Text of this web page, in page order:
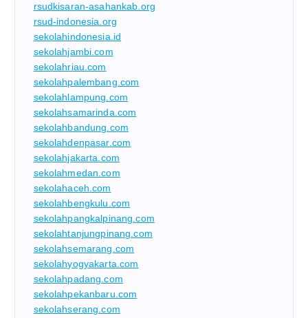
rsudkisaran-asahankab.org
rsud-indonesia.org
sekolahindonesia.id
sekolahjambi.com
sekolahriau.com
sekolahpalembang.com
sekolahlampung.com
sekolahsamarinda.com
sekolahbandung.com
sekolahdenpasar.com
sekolahjakarta.com
sekolahmedan.com
sekolahaceh.com
sekolahbengkulu.com
sekolahpangkalpinang.com
sekolahtanjungpinang.com
sekolahsemarang.com
sekolahyogyakarta.com
sekolahpadang.com
sekolahpekanbaru.com
sekolahserang.com